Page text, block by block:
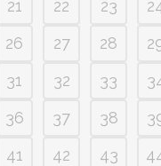
21 22 23
26 27 28
31 32 33
36 37 38
41 42 43